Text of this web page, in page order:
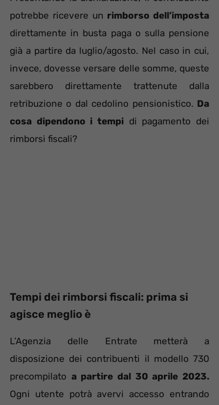
potrebbe ricevere un rimborso dell’imposta
direttamente in busta paga o sulla pensione
già a partire da luglio/agosto. Nel caso in cui,
invece, dovesse versare delle somme, queste
sarebbero direttamente trattenute dalla
retribuzione o dal cedolino pensionistico. Da
cosa dipendono i tempi di pagamento dei
rimborsi fiscali?
Tempi dei rimborsi fiscali: prima si
agisce meglio è
L’Agenzia delle Entrate metterà a
disposizione dei contribuenti il modello 730
precompilato a partire dal 30 aprile 2023.
Ogni utente potrà avervi accesso entrando